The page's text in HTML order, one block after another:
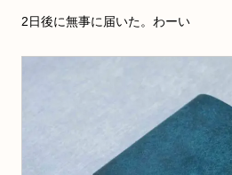
2日後に無事に届いた。わーい